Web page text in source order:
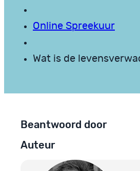
Online Spreekuur
Wat is de
Beantwoord door
Auteur